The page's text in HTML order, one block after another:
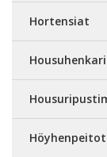
Hortensiat
Höyhenpeitot